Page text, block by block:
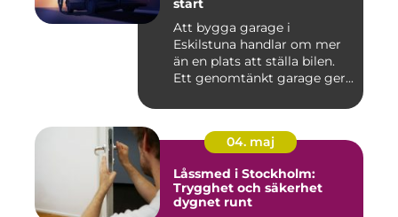
start
Att bygga garage i
Eskilstuna handlar om mer
än en plats att ställa bilen.
Ett genomtänkt garage ger...
04. maj
Låssmed i Stockholm:
Trygghet och säkerhet
dygnet runt